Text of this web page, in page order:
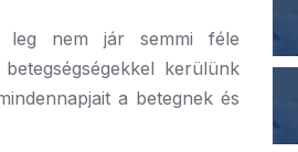
leg nem jár semmi féle
kerülünk
a betegnek és